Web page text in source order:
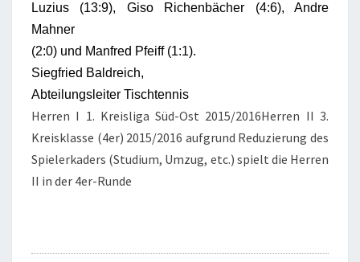
Luzius (13:9), Giso Richenbächer (4:6), Andre
Mahner
(2:0) und Manfred Pfeiff (1:1).
Siegfried Baldreich,
Abteilungsleiter Tischtennis
Herren I 1. Kreisliga Süd-Ost 2015/2016Herren II 3.
Kreisklasse (4er) 2015/2016 aufgrund Reduzierung des
Spielerkaders (Studium, Umzug, etc.) spielt die Herren
II in der 4er-Runde